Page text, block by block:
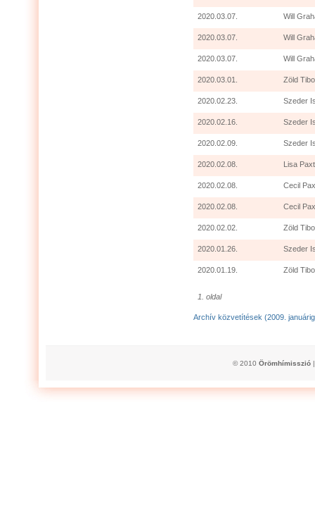
2020.03.07. Will
2020.03.07. Will
2020.03.07. Will
2020.03.01. Zöld
2020.02.23. Szeder
2020.02.16. Szeder
2020.02.09. Szeder
2020.02.08. Lisa
2020.02.08. Cecil
2020.02.08. Cecil
2020.02.02. Zöld
2020.01.26. Szeder
2020.01.19. Zöld
1. oldal
Archív közvetítések (2009.
© 2010 Örömhímisszió